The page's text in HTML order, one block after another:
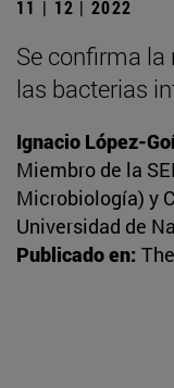
11 | 12 | 2022
Se confirma la
las bacterias
Ignacio López-
Miembro de la
Microbiología) y
Universidad de
Publicado en: